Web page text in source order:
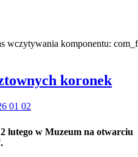
wczytywania komponentu:
koronek
lutego w Muzeum na otwarciu